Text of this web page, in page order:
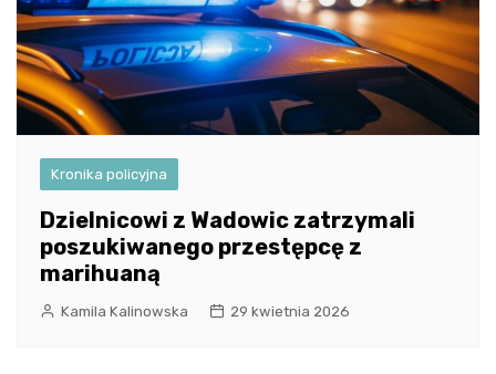
Kronika policyjna
Dzielnicowi z Wadowic zatrzymali
poszukiwanego przestępcę z
marihuaną
Kamila Kalinowska 29 kwietnia 2026